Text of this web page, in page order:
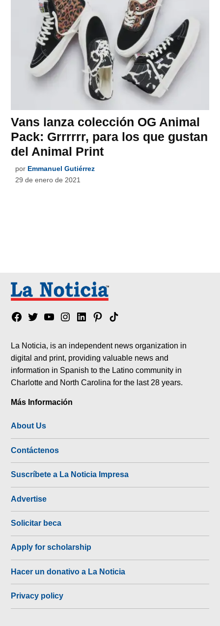
Vans lanza colección OG Animal
Pack: Grrrrrr, para los que gustan
del Animal Print
por Emmanuel Gutiérrez
29 de enero de 2021
Facebook
TwitterYouTubeInstagram
LinkedinPinterest
Tik
La Noticia, is an independent news organization in
digital and print, providing valuable news and
information in Spanish to the Latino community in
Charlotte and North Carolina for the last 28 years.
Más Información
About Us
Contáctenos
Suscríbete a La Noticia Impresa
Advertise
Solicitar beca
Apply for scholarship
Hacer un donativo a La Noticia
Privacy policy